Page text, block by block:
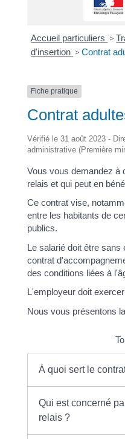
Accueil particuliers >
d'insertion > Contrat
Fiche pratique
Contrat
Vérifié le 31 août 2023 -
administrative (Première
Vous vous demandez à
relais et qui peut en
Ce contrat vise,
entre les habitants de
publics.
Le salarié doit être sans
contrat
des conditions liées à
L'employeur doit
Nous vous présentons
À quoi sert le
Qui est concerné
relais ?